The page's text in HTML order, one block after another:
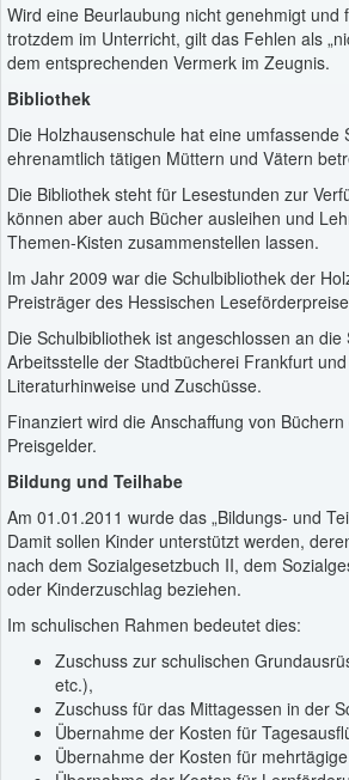
Wird eine Beurlaubung nicht genehmigt und
trotzdem im Unterricht, gilt das Fehlen als
dem entsprechenden Vermerk im Zeugnis.
Bibliothek
Die Holzhausenschule hat eine umfassende
ehrenamtlich tätigen Müttern und Vätern
Die Bibliothek steht für Lesestunden zur
können aber auch Bücher ausleihen und
Themen-Kisten zusammenstellen lassen.
Im Jahr 2009 war die Schulbibliothek der
Preisträger des Hessischen
Die Schulbibliothek ist angeschlossen an
Arbeitsstelle der Stadtbücherei Frankfurt
Literaturhinweise und Zuschüsse.
Finanziert wird die Anschaffung von
Preisgelder.
Bildung und Teilhabe
Am 01.01.2011 wurde das „Bildungs- und
Damit sollen Kinder unterstützt werden,
nach dem Sozialgesetzbuch II, dem
oder Kinderzuschlag beziehen.
Im schulischen Rahmen bedeutet dies:
Zuschuss zur schulischen
etc.),
Zuschuss für das Mittagessen in der
Übernahme der Kosten für
Übernahme der Kosten für